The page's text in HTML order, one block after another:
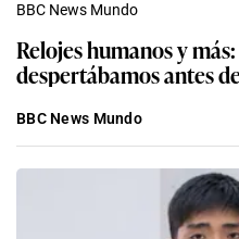
BBC News Mundo
Relojes humanos y
despertábamos antes
BBC News Mundo